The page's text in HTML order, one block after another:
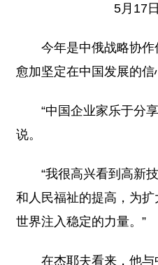
5月17
今年是中俄战略协
愈加坚定在中国发展的信
“中国企业家乐于分
说。
“我很高兴看到高新
和人民福祉的提高，为
世界注入稳定的力量。”
在杰耶夫看来，他